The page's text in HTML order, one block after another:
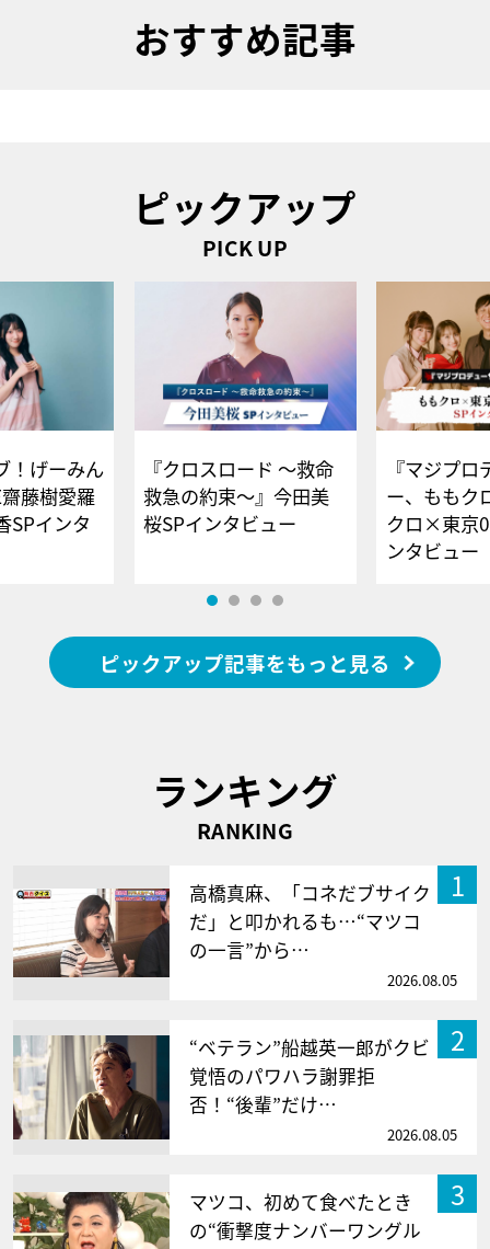
おすすめ記事
ピックアップ
PICK UP
！げーみん
藤樹愛羅
SPインタ
『クロスロード ～救命
救急の約束～』今田美
桜SPインタビュー
『マジプロ
ー、ももク
クロ×東京
ンタビュー
ピックアップ記事をもっと見る
ランキング
RANKING
1
高橋真麻、「コネだブサイク
だ」と叩かれるも…“マツコ
の一言”から…
2026.08.05
2
“ベテラン”船越英一郎がクビ
覚悟のパワハラ謝罪拒
否！“後輩”だけ…
2026.08.05
3
マツコ、初めて食べたとき
の“衝撃度ナンバーワングル